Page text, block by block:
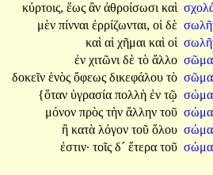
κύρτοις, ἕως ἂν ἀθροίσωσι καὶ
μὲν πίνναι ἐρρίζωνται, οἱ δὲ
καὶ αἱ χῆμαι καὶ οἱ
ἐν χιτῶνι δὲ τὸ ἄλλο
δοκεῖν ἑνὸς ὄφεως δικεφάλου τὸ
{ὅταν ὑγρασία πολλὴ ἐν τῷ
μόνον πρὸς τὴν ἄλλην τοῦ
ἢ κατὰ λόγον τοῦ ὅλου
ἐστιν· τοῖς δ´ ἕτερα τοῦ